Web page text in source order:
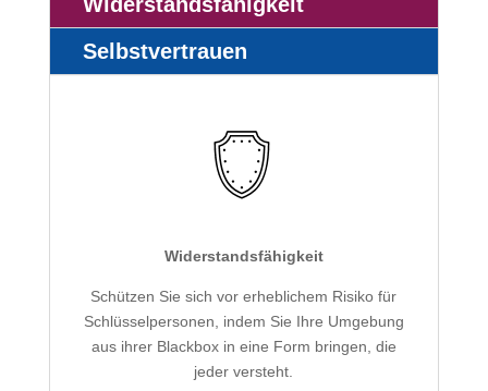
Selbstvertrauen
Widerstandsfähigkeit
Schützen Sie sich vor erheblichem Risiko für
Schlüsselpersonen, indem Sie Ihre Umgebung
aus ihrer Blackbox in eine Form bringen, die
jeder versteht.